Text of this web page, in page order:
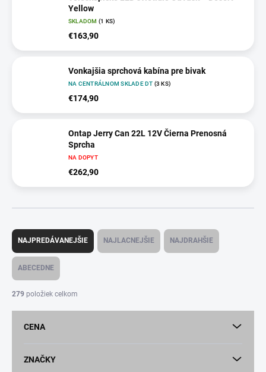
Yellow
SKLADOM (1 KS)
€163,90
Vonkajšia sprchová kabína pre bivak
NA CENTRÁLNOM SKLADE DT (3 KS)
€174,90
Ontap Jerry Can 22L 12V Čierna Prenosná
Sprcha
NA DOPYT
€262,90
R
d
n
i
NAJPREDÁVANEJŠIE NAJLACNEJŠIE NAJDRAHŠIE
ABECEDNE
279 položiek celkom
CENA
ZNAČKY